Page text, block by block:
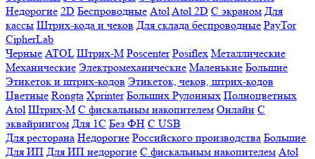
Недорогие 2D Беспроводные AtolAtol 2D С экраном Для
кассы Штрих-кода и чеков Для склада беспроводные PayTor
CipherLab
Черные ATOL Штрих-М Poscenter Posiflex Металлические
Механические Электромеханические Маленькие Большие
Этикеток и штрих-кодов Этикеток, чеков, штрих-кодов
Цветные Rongta Xprinter Больших Рулонных Полноцветных
Atol Штрих-М С фискальным накопителем Онлайн С
эквайрингом Для 1С Без ФН С USB
Для ресторана Недорогие Российского производства Большие
Для ИП Для ИП недорогие С фискальным накопителем Atol